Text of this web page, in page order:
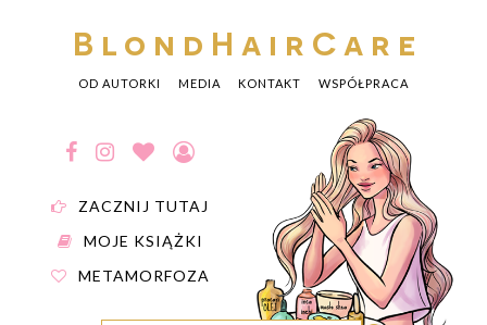
BlondHairCare
OD AUTORKI MEDIA KONTAKT WSPÓŁPRACA
ZACZNIJ TUTAJ
MOJE KSIĄŻKI
METAMORFOZA